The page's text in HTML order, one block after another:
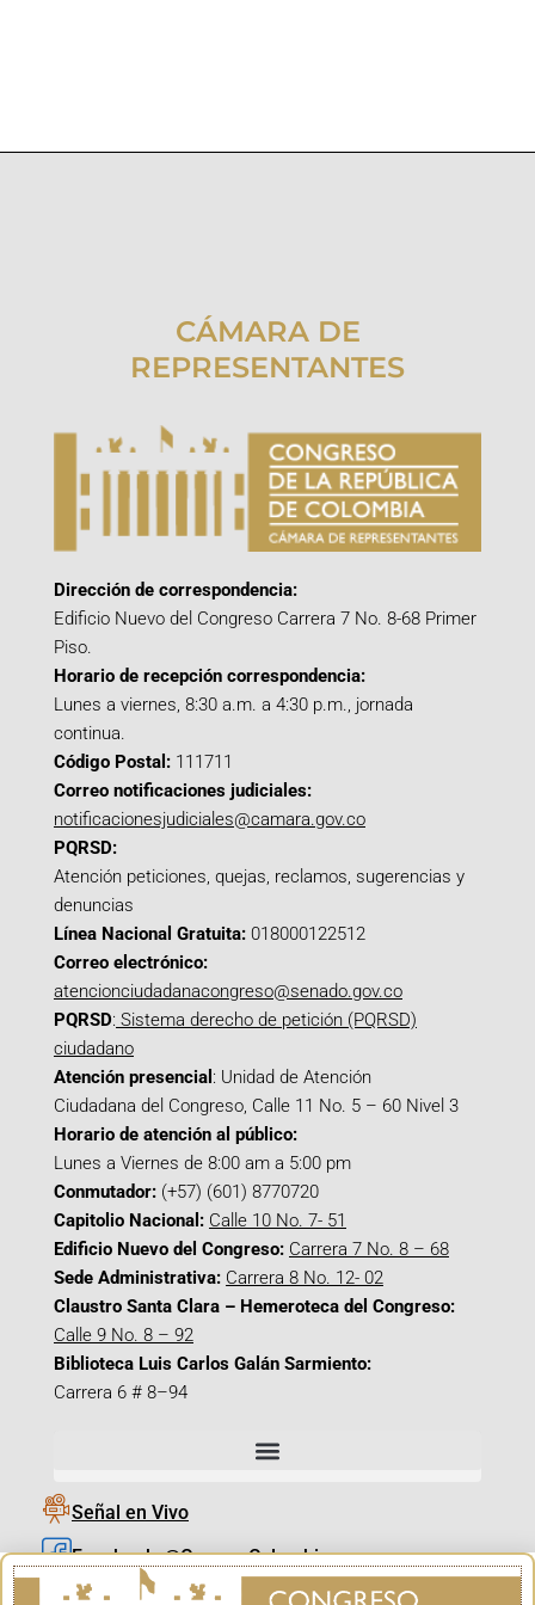
CÁMARA DE
REPRESENTANTES
Dirección de correspondencia:
Edificio Nuevo del Congreso Carrera 7 No. 8-68 Primer
Piso.
Horario de recepción correspondencia:
Lunes a viernes, 8:30 a.m. a 4:30 p.m., jornada
continua.
Código Postal: 111711
Correo notificaciones judiciales:
notificacionesjudiciales@camara.gov.co
PQRSD:
Atención peticiones, quejas, reclamos, sugerencias y
denuncias
Línea Nacional Gratuita: 018000122512
Correo electrónico:
atencionciudadanacongreso@senado.gov.co
PQRSD: Sistema derecho de petición (PQRSD)
ciudadano
Atención presencial : Unidad de Atención
Ciudadana del Congreso, Calle 11 No. 5 – 60 Nivel 3
Horario de atención al público:
Lunes a Viernes de 8:00 am a 5:00 pm
Conmutador: (+57) (601) 8770720
Capitolio Nacional: Calle 10 No. 7- 51
Edificio Nuevo del Congreso: Carrera 7 No. 8 – 68
Sede Administrativa: Carrera 8 No. 12- 02
Claustro Santa Clara – Hemeroteca del Congreso:
Calle 9 No. 8 – 92
Biblioteca Luis Carlos Galán Sarmiento:
Carrera 6 # 8–94
Señal en Vivo
Facebook_@CamaraColombia